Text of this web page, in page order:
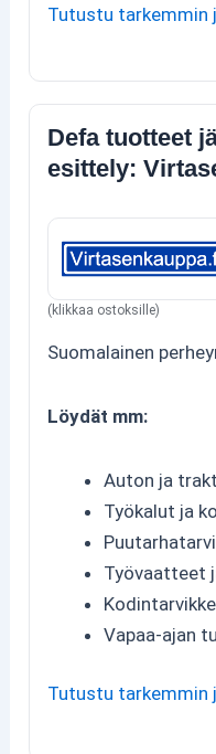
Tutustu tarkemmin
Defa tuotteet
esittely:
(klikkaa ostoksille)
Suomalainen
Löydät mm:
Auton ja
Työkalut ja
Työvaatteet
Vapaa-ajan
Tutustu tarkemmin